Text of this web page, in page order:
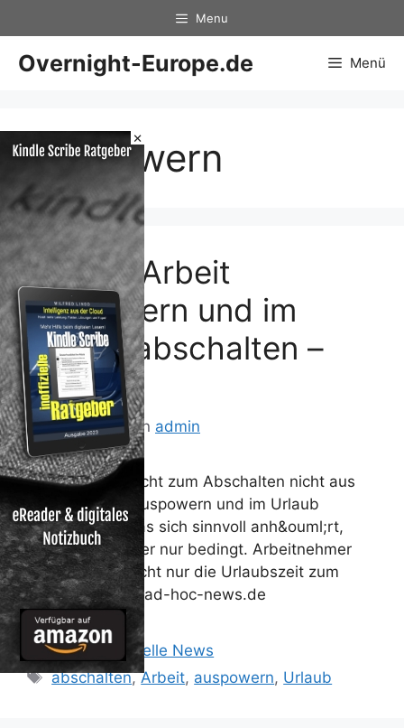
×
Inhalt
springen
Menu
Overnight-Europe.de Menü
auspowern
Bei der Arbeit
auspowern und im
Urlaub abschalten –
was …
20. Juli 2013 von admin
Urlaub allein reicht zum Abschalten nicht aus
Bei der Arbeit auspowern und im Urlaub
abschalten – was sich sinnvoll anh&ouml;rt,
funktioniert leider nur bedingt. Arbeitnehmer
sollten daher nicht nur die Urlaubszeit zum
Erholen nutzen. ad-hoc-news.de
Kategorien
Reisen: Aktuelle News
Schlagwörter
abschalten,Arbeit, auspowern, Urlaub